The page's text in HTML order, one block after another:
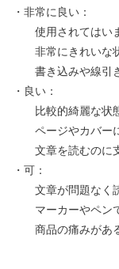
・非常に良い：
使用されてはいま
非常にきれいな状
書き込みや線引き
・良い：
比較的綺麗な状態
ページやカバーに
文章を読むのに支
・可：
文章が問題なく読
マーカーやペンで
商品の痛みがある